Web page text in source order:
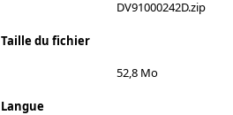
DV91000242D.zip
Taille du fichier
52,8 Mo
Langue